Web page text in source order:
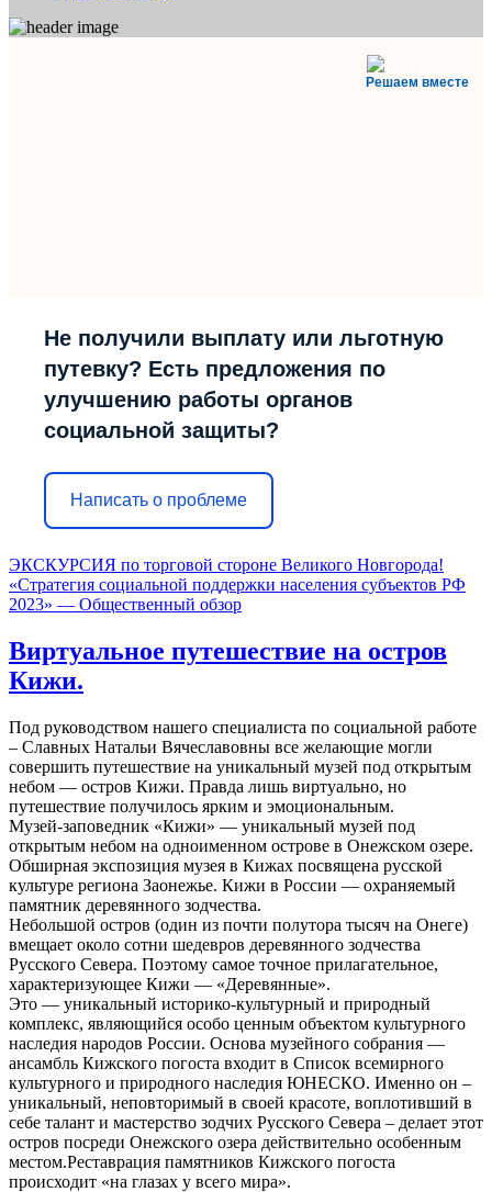
Решаем вместе
Не получили выплату или льготную
путевку? Есть предложения по
улучшению работы органов
социальной защиты?
Написать о проблеме
ЭКСКУРСИЯ по торговой стороне Великого Новгорода!
«Стратегия социальной поддержки населения субъектов РФ
2023» — Общественный обзор
Виртуальное путешествие на остров
Кижи.
Под руководством нашего специалиста по социальной работе
– Славных Натальи Вячеславовны все желающие могли
совершить путешествие на уникальный музей под открытым
небом — остров Кижи. Правда лишь виртуально, но
путешествие получилось ярким и эмоциональным.
Музей-заповедник «Кижи» — уникальный музей под
открытым небом на одноименном острове в Онежском озере.
Обширная экспозиция музея в Кижах посвящена русской
культуре региона Заонежье. Кижи в России — охраняемый
памятник деревянного зодчества.
Небольшой остров (один из почти полутора тысяч на Онеге)
вмещает около сотни шедевров деревянного зодчества
Русского Севера. Поэтому самое точное прилагательное,
характеризующее Кижи — «Деревянные».
Это — уникальный историко-культурный и природный
комплекс, являющийся особо ценным объектом культурного
наследия народов России. Основа музейного собрания —
ансамбль Кижского погоста входит в Список всемирного
культурного и природного наследия ЮНЕСКО. Именно он –
уникальный, неповторимый в своей красоте, воплотивший в
себе талант и мастерство зодчих Русского Севера – делает этот
остров посреди Онежского озера действительно особенным
местом.Реставрация памятников Кижского погоста
происходит «на глазах у всего мира».